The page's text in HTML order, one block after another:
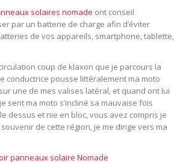
solaires nomade ont conseil
par un batterie de charge afin d’éviter
de vos appareils, smartphone, tablette,
coup de klaxon que je parcours la
conductrice pousse littéralement ma moto
une de mes valises latéral, et quand ont lui
sent ma moto s’incliné sa mauvaise fois
dessus et nie en bloc, vous avez compris je
de cette région, je me dirige vers ma
panneaux solaire Nomade